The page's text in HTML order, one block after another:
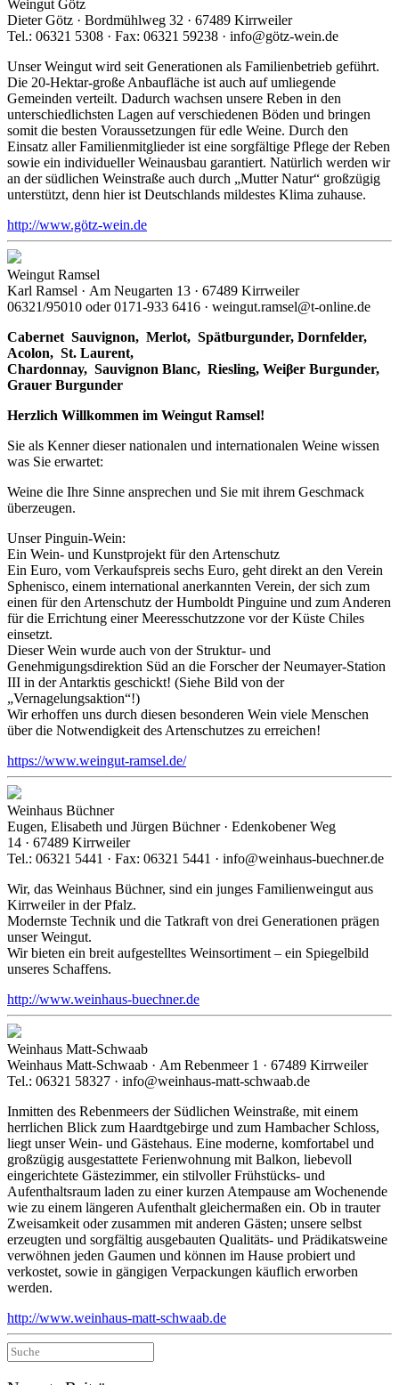
Weingut Götz
Dieter Götz · Bordmühlweg 32 · 67489 Kirrweiler
Tel.: 06321 5308 · Fax: 06321 59238 · info@götz-wein.de
Unser Weingut wird seit Generationen als Familienbetrieb geführt.
Die 20-Hektar-große Anbaufläche ist auch auf umliegende
Gemeinden verteilt. Dadurch wachsen unsere Reben in den
unterschiedlichsten Lagen auf verschiedenen Böden und bringen
somit die besten Voraussetzungen für edle Weine. Durch den
Einsatz aller Familienmitglieder ist eine sorgfältige Pflege der Reben
sowie ein individueller Weinausbau garantiert. Natürlich werden wir
an der südlichen Weinstraße auch durch „Mutter Natur“ großzügig
unterstützt, denn hier ist Deutschlands mildestes Klima zuhause.
http://www.götz-wein.de
Weingut Ramsel
Karl Ramsel · Am Neugarten 13 · 67489 Kirrweiler
06321/95010 oder 0171-933 6416 · weingut.ramsel@t-online.de
Cabernet Sauvignon, Merlot, Spätburgunder, Dornfelder,
Acolon, St. Laurent,
Chardonnay, Sauvignon Blanc, Riesling, Weiβer Burgunder,
Grauer Burgunder
Herzlich Willkommen im Weingut Ramsel!
Sie als Kenner dieser nationalen und internationalen Weine wissen
was Sie erwartet:
Weine die Ihre Sinne ansprechen und Sie mit ihrem Geschmack
überzeugen.
Unser Pinguin-Wein:
Ein Wein- und Kunstprojekt für den Artenschutz
Ein Euro, vom Verkaufspreis sechs Euro, geht direkt an den Verein
Sphenisco, einem international anerkannten Verein, der sich zum
einen für den Artenschutz der Humboldt Pinguine und zum Anderen
für die Errichtung einer Meeresschutzzone vor der Küste Chiles
einsetzt.
Dieser Wein wurde auch von der Struktur- und
Genehmigungsdirektion Süd an die Forscher der Neumayer-Station
III in der Antarktis geschickt! (Siehe Bild von der
„Vernagelungsaktion“!)
Wir erhoffen uns durch diesen besonderen Wein viele Menschen
über die Notwendigkeit des Artenschutzes zu erreichen!
https://www.weingut-ramsel.de/
Weinhaus Büchner
Eugen, Elisabeth und Jürgen Büchner · Edenkobener Weg
14 · 67489 Kirrweiler
Tel.: 06321 5441 · Fax: 06321 5441 · info@weinhaus-buechner.de
Wir, das Weinhaus Büchner, sind ein junges Familienweingut aus
Kirrweiler in der Pfalz.
Modernste Technik und die Tatkraft von drei Generationen prägen
unser Weingut.
Wir bieten ein breit aufgestelltes Weinsortiment – ein Spiegelbild
unseres Schaffens.
http://www.weinhaus-buechner.de
Weinhaus Matt-Schwaab
Weinhaus Matt-Schwaab · Am Rebenmeer 1 · 67489 Kirrweiler
Tel.: 06321 58327 · info@weinhaus-matt-schwaab.de
Inmitten des Rebenmeers der Südlichen Weinstraße, mit einem
herrlichen Blick zum Haardtgebirge und zum Hambacher Schloss,
liegt unser Wein- und Gästehaus. Eine moderne, komfortabel und
großzügig ausgestattete Ferienwohnung mit Balkon, liebevoll
eingerichtete Gästezimmer, ein stilvoller Frühstücks- und
Aufenthaltsraum laden zu einer kurzen Atempause am Wochenende
wie zu einem längeren Aufenthalt gleichermaßen ein. Ob in trauter
Zweisamkeit oder zusammen mit anderen Gästen; unsere selbst
erzeugten und sorgfältig ausgebauten Qualitäts- und Prädikatsweine
verwöhnen jeden Gaumen und können im Hause probiert und
verkostet, sowie in gängigen Verpackungen käuflich erworben
werden.
http://www.weinhaus-matt-schwaab.de
Suche
nach: